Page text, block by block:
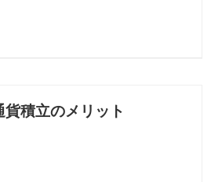
積立のメリット